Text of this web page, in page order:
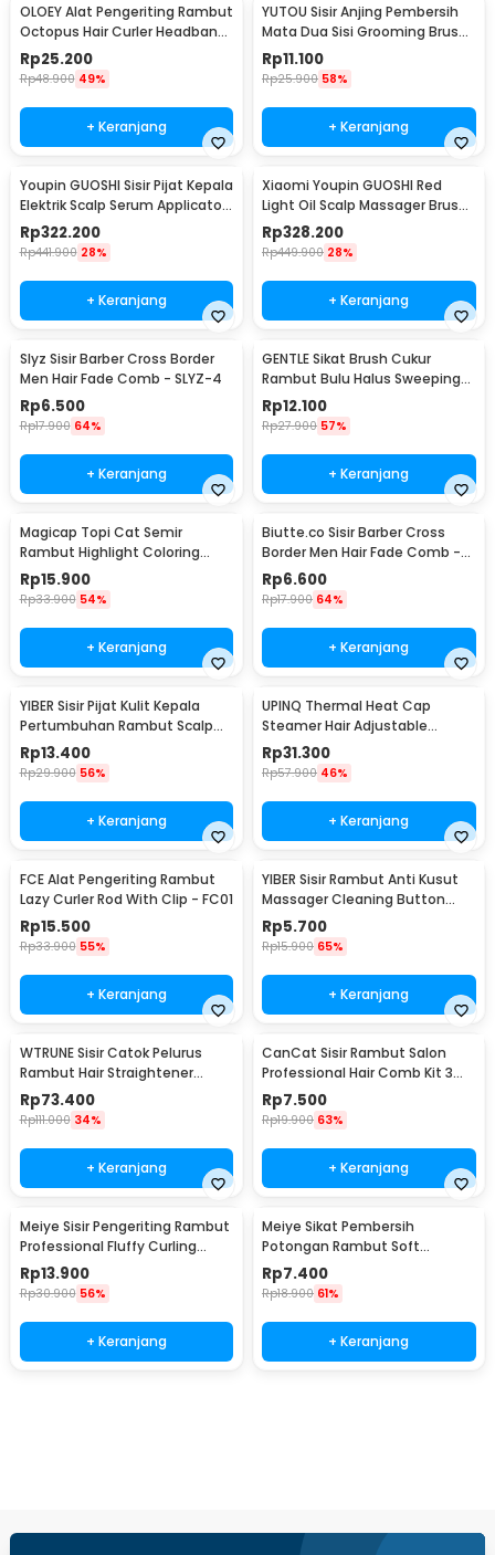
OLOEY Alat Pengeriting Rambut
Octopus Hair Curler Headband
- WB42
Rp25.200
Rp48.900 49%
+ Keranjang
YUTOU Sisir Anjing Pembersih
Mata Dua Sisi Grooming Brush
- BE0276
Rp11.100
Rp25.900 58%
+ Keranjang
Youpin GUOSHI Sisir Pijat Kepala
Elektrik Scalp Serum Applicator
Comb - KH-2213
Rp322.200
Rp441.900 28%
+ Keranjang
Xiaomi Youpin GUOSHI Red
Light Oil Scalp Massager Brush
Rechargeable - KH-2213
Rp328.200
Rp449.900 28%
+ Keranjang
Slyz Sisir Barber Cross Border
Men Hair Fade Comb - SLYZ-4
Rp6.500
Rp17.900 64%
+ Keranjang
GENTLE Sikat Brush Cukur
Rambut Bulu Halus Sweeping
Hair Cleaning - G14
Rp12.100
Rp27.900 57%
+ Keranjang
Magicap Topi Cat Semir
Rambut Highlight Coloring
Bleaching Hair Cap - MC809
Rp15.900
Rp33.900 54%
+ Keranjang
Biutte.co Sisir Barber Cross
Border Men Hair Fade Comb -
SLYZ-5
Rp6.600
Rp17.900 64%
+ Keranjang
YIBER Sisir Pijat Kulit Kepala
Pertumbuhan Rambut Scalp
Applicator 6ml - YSP2
Rp13.400
Rp29.900 56%
+ Keranjang
UPINQ Thermal Heat Cap
Steamer Hair Adjustable
Heating EU Plug - UP30
Rp31.300
Rp57.900 46%
+ Keranjang
FCE Alat Pengeriting Rambut
Lazy Curler Rod With Clip - FC01
Rp15.500
Rp33.900 55%
+ Keranjang
YIBER Sisir Rambut Anti Kusut
Massager Cleaning Button
Hollow Comb - YB21
Rp5.700
Rp15.900 65%
+ Keranjang
WTRUNE Sisir Catok Pelurus
Rambut Hair Straightener
Brush 35W - S7
Rp73.400
Rp111.000 34%
+ Keranjang
CanCat Sisir Rambut Salon
Professional Hair Comb Kit 3
PCS - INU34
Rp7.500
Rp19.900 63%
+ Keranjang
Meiye Sisir Pengeriting Rambut
Professional Fluffy Curling
Comb - MYC
Rp13.900
Rp30.900 56%
+ Keranjang
Meiye Sikat Pembersih
Potongan Rambut Soft
Hairbrush Neck Face Duster -
MFD1
Rp7.400
Rp18.900 61%
+ Keranjang